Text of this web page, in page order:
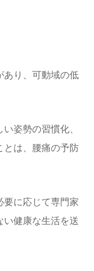
あり、可動域の低
姿勢の習慣化、
とは、腰痛の予防
要に応じて専門家
い健康な生活を送